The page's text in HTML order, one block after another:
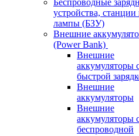
Беспроводные
устройства, станции
лампы (БЗУ)
Внешние
(Power Bank)
Внешние
аккумуляторы
быстрой
Внешние
аккумуляторы
Внешние
аккумуляторы
беспроводной